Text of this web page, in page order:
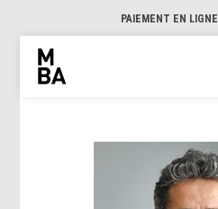
PAIEMENT EN LIGNE